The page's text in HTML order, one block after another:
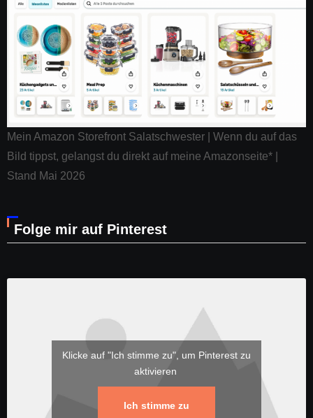
Mein Amazon Storefront Salatschwester | Wenn du auf das
Bild tippst, gelangst du direkt auf meine Amazonseite* |
Stand Mai 2026
Folge mir auf Pinterest
Klicke auf "Ich stimme zu", um Pinterest zu
aktivieren
Ich stimme zu